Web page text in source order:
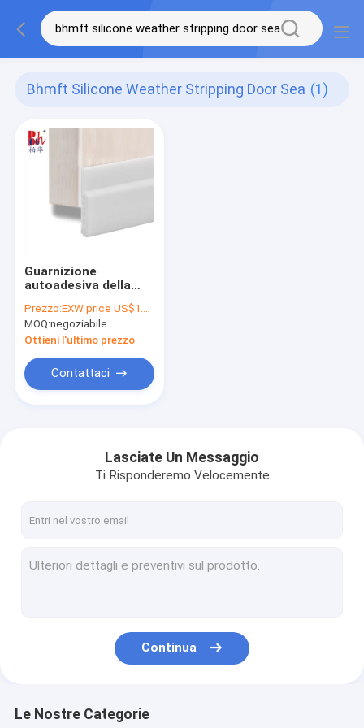
Bhmft Silicone Weather Stripping Door Sea (1)
Guarnizione
autoadesiva della
tempo del silicone
con 3M Glue Tape
White 45mm
Prezzo:EXW price US$1.3 per piece
MOQ:negoziabile
Ottieni l'ultimo prezzo
Contattaci
Lasciate Un Messaggio
Ti Risponderemo Velocemente
Continua
Le Nostre Categorie